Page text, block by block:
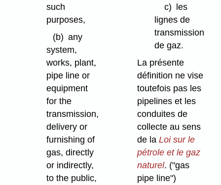
such
purposes,
(b) any
system,
works, plant,
pipe line or
equipment
for the
transmission,
delivery or
furnishing of
gas, directly
or indirectly,
to the public,
c)
les
lignes de
transmission
de gaz.
La présente
définition ne vise
toutefois pas les
pipelines et les
conduites de
collecte au sens
de la Loi sur le
pétrole et le gaz
naturel. ("gas
pipe line")